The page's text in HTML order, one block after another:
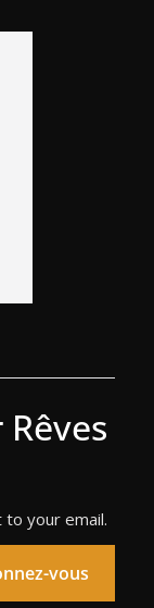
your email.
vous